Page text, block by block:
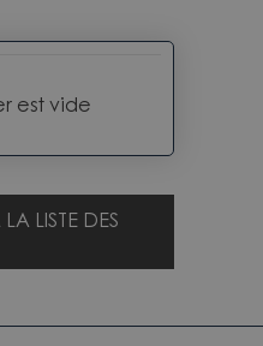
est vide
LISTE DES